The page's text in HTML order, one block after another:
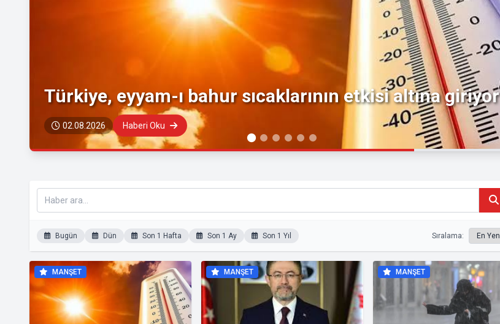
Türkiye, eyyam-ı bahur sıcaklarının etkisi altına giriyor
02.08.2026 Haberi Oku
Bugün Dün Son 1 Hafta Son 1 Ay Son 1 Yıl Sıralama:
MANŞET MANŞET MANŞET